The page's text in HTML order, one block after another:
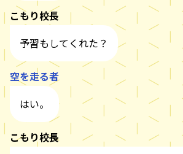
こもり校長
予習もしてくれた？
空を走る者
はい。
こもり校長